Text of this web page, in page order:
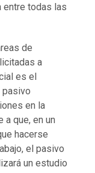
entre todas las
de
a
es el
pasivo
en la
a que, en un
hacerse
el pasivo
un estudio